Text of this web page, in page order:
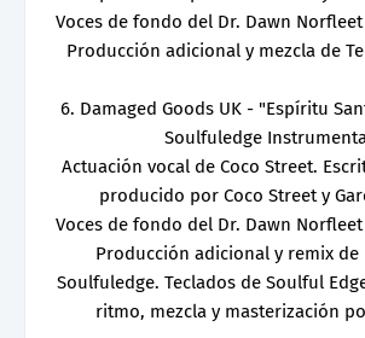
Voces de fondo del Dr. Dawn Norfleet
Producción adicional y mezcla de
6. Damaged Goods UK - "Espíritu
Soulfuledge
Actuación vocal de Coco Street.
producido por Coco Street y
Voces de fondo del Dr. Dawn Norfleet
Producción adicional y remix de
Soulfuledge. Teclados de Soulful
ritmo, mezcla y masterización